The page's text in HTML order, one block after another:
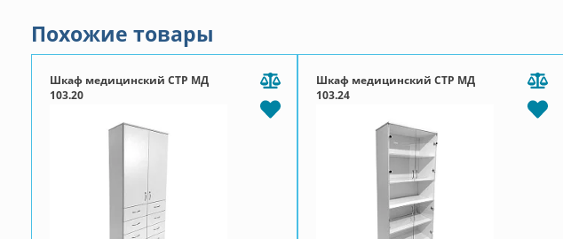
Похожие товары
Шкаф медицинский СТР МД
103.20
Шкаф медицинский СТР МД
103.24